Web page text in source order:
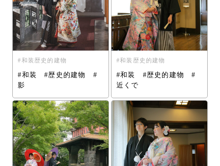
和装歴史的建物
#和装 #歴史的建物 #
影
和装歴史的建物
#和装 #歴史的建物 #
近くで